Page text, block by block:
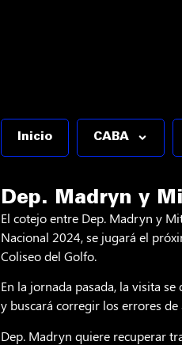
Inicio CABA
Dep. Madryn y
El cotejo entre Dep. Madryn y
Nacional 2024, se jugará el
Coliseo del Golfo.
En la jornada pasada, la visita
y buscará corregir los errores
Dep. Madryn quiere recuperar